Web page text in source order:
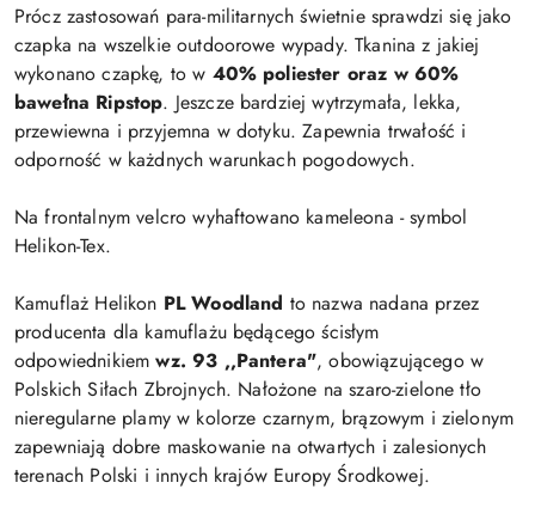
Prócz zastosowań para-militarnych świetnie sprawdzi się jako
czapka na wszelkie outdoorowe wypady. Tkanina z jakiej
wykonano czapkę, to w 40% poliester oraz w 60%
bawełna Ripstop. Jeszcze bardziej wytrzymała, lekka,
przewiewna i przyjemna w dotyku. Zapewnia trwałość i
odporność w każdnych warunkach pogodowych.
Na frontalnym velcro wyhaftowano kameleona - symbol
Helikon-Tex.
Kamuflaż Helikon PL Woodland to nazwa nadana przez
producenta dla kamuflażu będącego ścisłym
odpowiednikiemwz. 93 ,,Pantera", obowiązującego w
Polskich Siłach Zbrojnych. Nałożone na szaro-zielone tło
nieregularne plamy w kolorze czarnym, brązowym i zielonym
zapewniają dobre maskowanie na otwartych i zalesionych
terenach Polski i innych krajów Europy Środkowej.